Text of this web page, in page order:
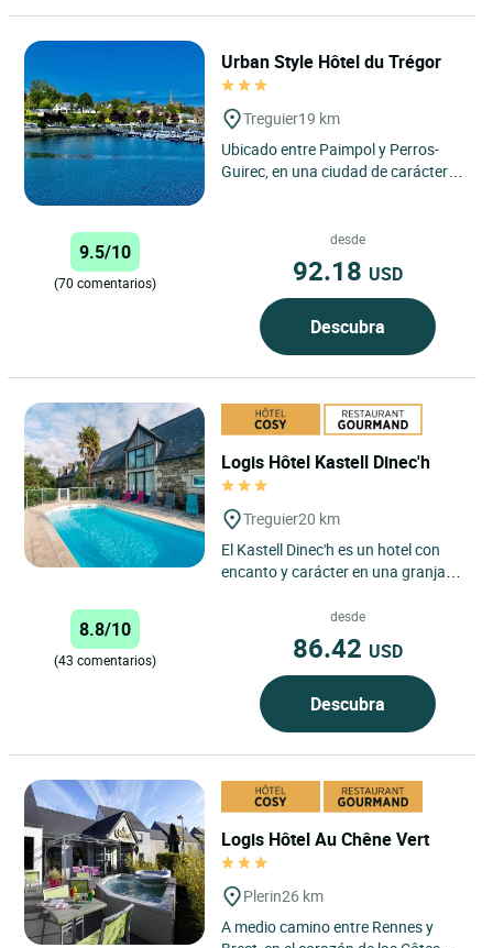
Urban Style Hôtel du Trégor
Treguier19 km
Ubicado entre Paimpol y Perros-
Guirec, en una ciudad de carácter,
9.5/10
(70 comentarios)
desde
92.18 USD
Descubra
Logis Hôtel Kastell Dinec'h
Treguier20 km
El Kastell Dinec'h es un hotel con
encanto y carácter en una granja
un océano de verdor,...
8.8/10
(43 comentarios)
desde
86.42 USD
Descubra
Logis Hôtel Au Chêne Vert
Plerin26 km
A medio camino entre Rennes y